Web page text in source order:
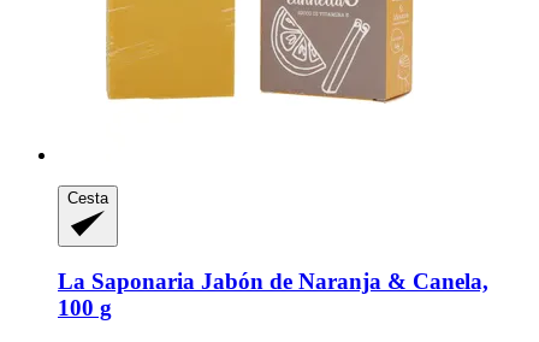
Cesta
La Saponaria Jabón de Naranja & Canela,
100 g